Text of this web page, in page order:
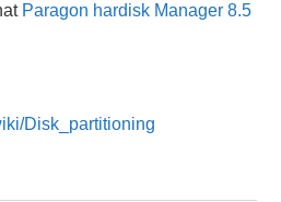
Paragon hardisk Manager 8.5
Disk_partitioning